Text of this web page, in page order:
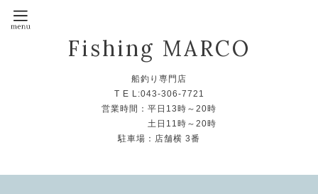
Fishing MARCO
船釣り専門店
T E L:043-306-7721
営業時間：平日13時～20時
土日11時～20時
駐車場：店舗横 3番